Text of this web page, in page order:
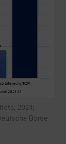
2024;
Börse